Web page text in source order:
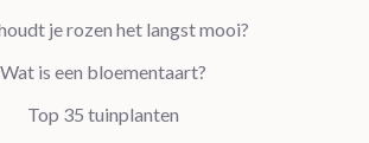
je rozen het langst mooi?
Wat is een bloementaart?
Top 35 tuinplanten